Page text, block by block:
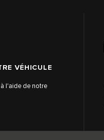
VÉHICULE
l'aide de notre